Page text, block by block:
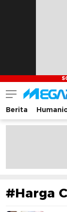
Menyajikan
Berita
#Harga